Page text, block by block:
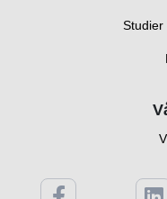
Studier